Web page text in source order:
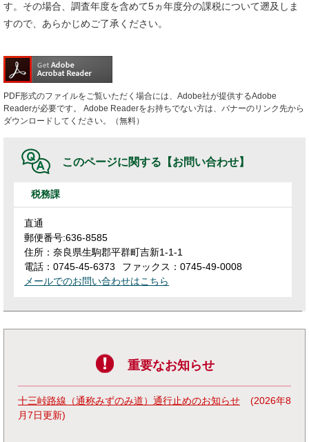
す。その場合、調査年度を含めて5ヵ年度分の課税について遡及しま
すので、あらかじめご了承ください。
PDF形式のファイルをご覧いただく場合には、Adobe社が提供するAdobe
Readerが必要です。
Adobe Readerをお持ちでない方は、バナーのリンク先から
ダウンロードしてください。（無料）
このページに関する 【お問い合わせ】
税務課
直通
郵便番号:636-8585
住所：奈良県生駒郡平群町吉新1-1-1
電話：0745-45-6373
ファックス：0745-49-0008
メールでのお問い合わせはこちら
重要なお知らせ
十三峠路線（通称みずのみ道）通行止めのお知らせ
2026年8
月7日更新